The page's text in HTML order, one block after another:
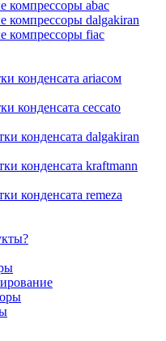
abac
dalgakiran
компрессоры fiac
конденсата ariacом
конденсата ceccato
конденсата dalgakiran
конденсата kraftmann
конденсата remeza